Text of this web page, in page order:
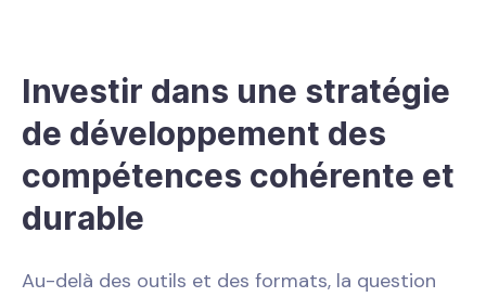
Investir dans une stratégie
de développement des
compétences cohérente et
durable
Au-delà des outils et des formats, la question